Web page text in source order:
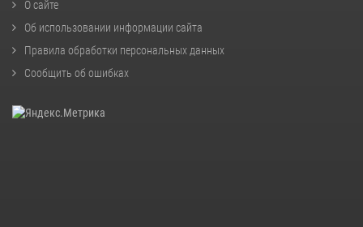
О сайте
Об использовании информации сайта
Правила обработки персональных данных
Сообщить об ошибках